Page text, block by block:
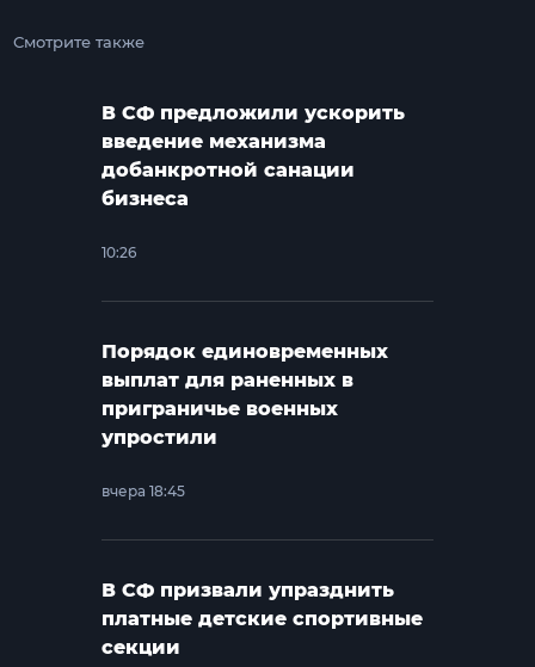
Смотрите также
В СФ предложили ускорить
введение механизма
добанкротной санации
бизнеса
10:26
Порядок единовременных
выплат для раненных в
приграничье военных
упростили
вчера 18:45
В СФ призвали упразднить
платные детские спортивные
секции